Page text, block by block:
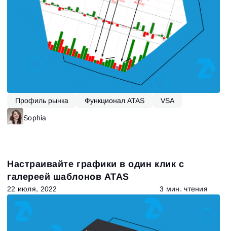
Профиль рынка Функционал ATAS VSA
Sophia
Настраивайте графики в один клик с
галереей шаблонов ATAS
22 июля, 2022 3 мин. чтения